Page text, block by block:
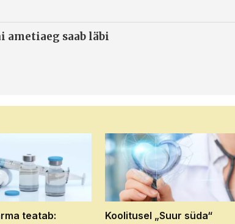
saab läbi
teatab:
Koolitusel „Suur süda“